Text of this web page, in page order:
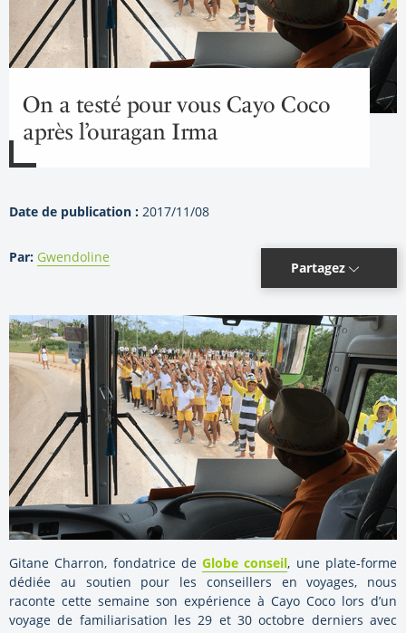
On a testé pour vous Cayo Coco
après l’ouragan Irma
Date de publication : 2017/11/08
Par: Gwendoline
Partagez
Gitane Charron, fondatrice deGlobe conseil, une plate-forme
dédiée au soutien pour les conseillers en voyages, nous
raconte cette semaine son expérience à Cayo Coco lors d’un
voyage de familiarisation les 29 et 30 octobre derniers avec